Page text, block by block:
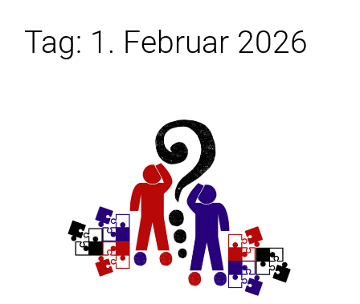
Tag: 1. Februar 2026